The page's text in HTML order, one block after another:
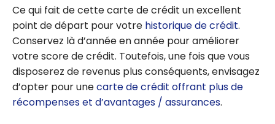
Ce qui fait de cette carte de crédit un excellent
point de départ pour votre historique de crédit.
Conservez là d’année en année pour améliorer
votre score de crédit. Toutefois, une fois que vous
disposerez de revenus plus conséquents, envisagez
d’opter pour unecarte de crédit offrant plus de
récompenses et d’avantages / assurances.